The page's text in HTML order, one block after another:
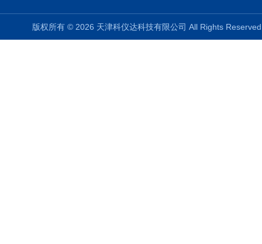
版权所有 © 2026 天津科仪达科技有限公司 All Rights